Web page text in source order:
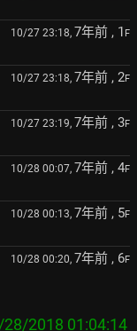
10/27 23:18, 7年前 , 1 F
10/27 23:18, 7年前 , 2F
10/27 23:19, 7年前 , 3F
10/28 00:07, 7年前 , 4F
10/28 00:13, 7年前 , 5F
10/28 00:20, 7年前 , 6F